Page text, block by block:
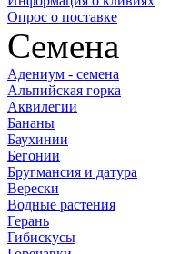
Опрос о поставке
Семена
Адениум - семена
Альпийская горка
Аквилегии
Бананы
Баухинии
Бегонии
Бругмансия и датура
Верески
Водные растения
Герань
Гибискусы